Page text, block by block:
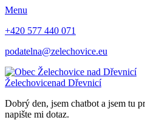
Menu
+420 577 440 071
podatelna@zelechovice.eu
Želechovicenad Dřevnicí
Dobrý den, jsem chatbot a jsem tu
napište mi dotaz.